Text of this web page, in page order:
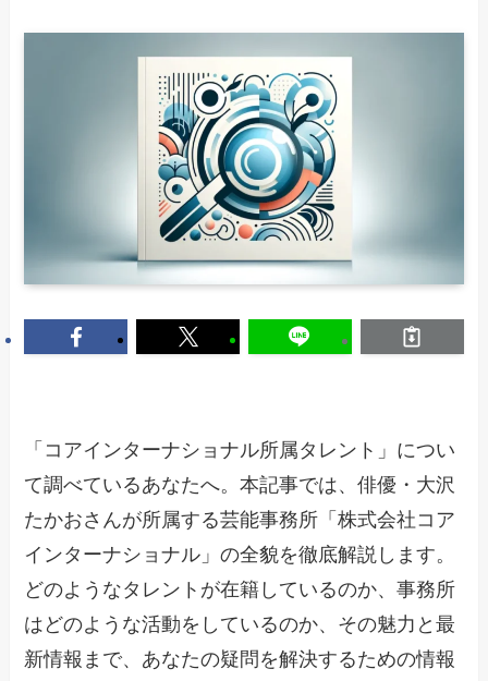
「コアインターナショナル所属タレント」につい
て調べているあなたへ。本記事では、俳優・大沢
たかおさんが所属する芸能事務所「株式会社コア
インターナショナル」の全貌を徹底解説します。
どのようなタレントが在籍しているのか、事務所
はどのような活動をしているのか、その魅力と最
新情報まで、あなたの疑問を解決するための情報